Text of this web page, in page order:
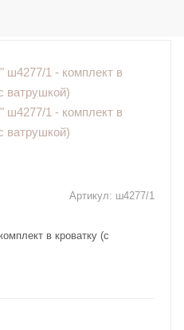
Артикул: ш4277/1
в кроватку (с